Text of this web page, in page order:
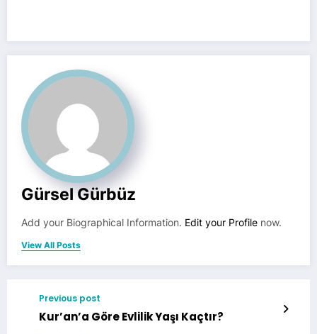
Gürsel Gürbüz
Add your Biographical Information. Edit your Profile now.
View All Posts
Previous post
Kur’an’a Göre Evlilik Yaşı Kaçtır?